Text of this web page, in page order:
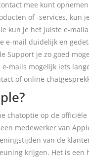
mee kunt
of -services, kun
kun je het juiste e-
e-mail duidelijk en
Support je zo goed
mails mogelijk iets
of online
chatoptie op de
medewerker van
van de
krijgen. Het is een